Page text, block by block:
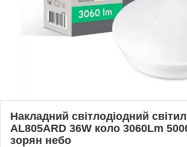
Накладний світлодіодний
AL805ARD 36W коло 3060Lm
зорян небо